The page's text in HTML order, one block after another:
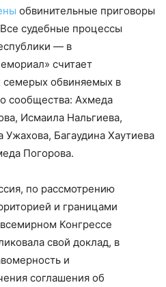
обвинительные приговоры
судебные процессы
— в
считает
семерых обвиняемых в
сообщества: Ахмеда
Исмаила Нальгиева,
Ужахова, Багаудина Хаутиева
Погорова.
по рассмотрению
и границами
Конгрессе
свой доклад, в
и
соглашения об